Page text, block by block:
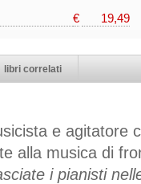
€ 19,49
libri correlati
e agitatore
alla musica di
i pianisti